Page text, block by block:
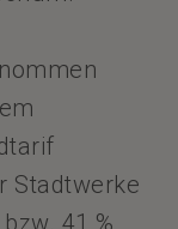
Stadtwerke
41 %